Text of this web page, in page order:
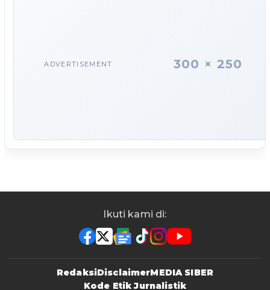
ADVERTISEMENT 300 × 250
Ikuti kami di:
RedaksiDisclaimerMEDIA SIBER
Kode Etik Jurnalistik